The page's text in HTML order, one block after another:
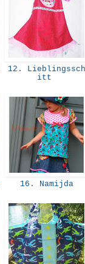
12.
itt
16. Namijda